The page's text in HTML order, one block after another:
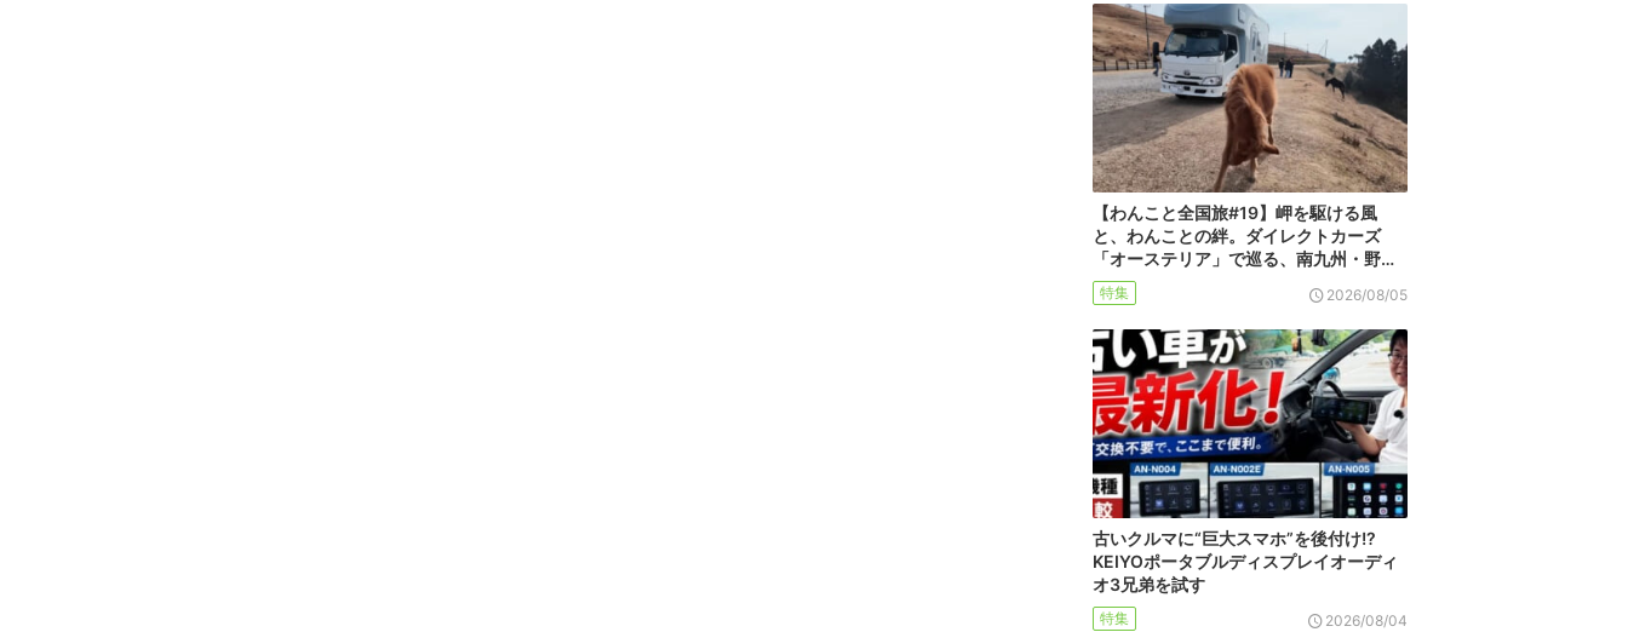
【わんこと全国旅#19】岬を駆ける風
と、わんことの絆。ダイレクトカーズ
「オーステリア」で巡る、南九州・野…
特集 2026/08/05
古いクルマに“巨大スマホ”を後付け!?
KEIYOポータブルディスプレイオーディ
オ3兄弟を試す
特集 2026/08/04